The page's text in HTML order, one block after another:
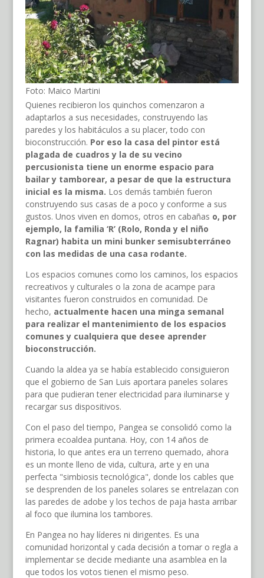
Foto: Maico Martini
Quienes recibieron los quinchos comenzaron a
adaptarlos a sus necesidades, construyendo las
paredes y los habitáculos a su placer, todo con
bioconstrucción. Por eso la casa del pintor está
plagada de cuadros y la de su vecino
percusionista tiene un enorme espacio para
bailar y tamborear, a pesar de que la estructura
inicial es la misma. Los demás también fueron
construyendo sus casas de a poco y conforme a sus
gustos. Unos viven en domos, otros en cabañas o, por
ejemplo, la familia ‘R’ (Rolo, Ronda y el niño
Ragnar) habita un mini bunker semisubterráneo
con las medidas de una casa rodante.
Los espacios comunes como los caminos, los espacios
recreativos y culturales o la zona de acampe para
visitantes fueron construidos en comunidad. De
hecho, actualmente hacen una minga semanal
para realizar el mantenimiento de los espacios
comunes y cualquiera que desee aprender
bioconstrucción.
Cuando la aldea ya se había establecido consiguieron
que el gobierno de San Luis aportara paneles solares
para que pudieran tener electricidad para iluminarse y
recargar sus dispositivos.
Con el paso del tiempo, Pangea se consolidó como la
primera ecoaldea puntana. Hoy, con 14 años de
historia, lo que antes era un terreno quemado, ahora
es un monte lleno de vida, cultura, arte y en una
perfecta "simbiosis tecnológica", donde los cables que
se desprenden de los paneles solares se entrelazan con
las paredes de adobe y los techos de paja hasta arribar
al foco que ilumina los tambores.
En Pangea no hay líderes ni dirigentes. Es una
comunidad horizontal y cada decisión a tomar o regla a
implementar se decide mediante una asamblea en la
que todos los votos tienen el mismo peso.